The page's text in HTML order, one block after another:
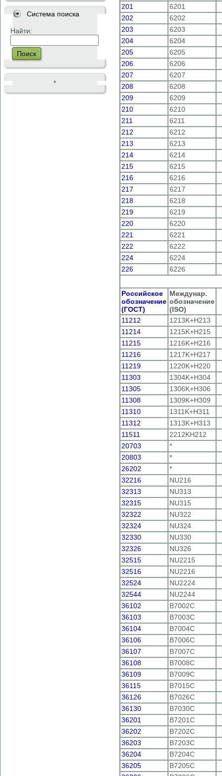
Система поиска
Найти:
Поиск
*
201
6201
202
6202
203
6203
204
6204
205
6205
206
6206
207
6207
208
6208
209
6209
210
6210
211
6211
212
6212
213
6213
214
6214
215
6215
216
6216
217
6217
218
6218
219
6219
220
6220
221
6221
222
6222
224
6224
226
6226
Российское
обозначение
(ГОСТ)
Междунар.
обозначение
(ISO)
11212
1213K+H213
11214
1215K+H215
11215
1216K+H216
11216
1217K+H217
11219
1220K+H220
11303
1304K+H304
11305
1306K+H306
11308
1309K+H309
11310
1311K+H311
11312
1313K+H313
11511
2212KH212
20703
*
20803
*
26202
*
32216
NU216
32313
NU313
32315
NU315
32322
NU322
32324
NU324
32330
NU330
32326
NU326
32515
NU2215
32516
NU2216
32524
NU2224
32544
NU2244
36102
B7002C
36103
B7003C
36104
B7004C
36106
B7006C
36107
B7007C
36108
B7008C
36109
B7009C
36115
B7015C
36126
B7026C
36130
B7030C
36201
B7201C
36202
B7202C
36203
B7203C
36204
B7204C
36205
B7205C